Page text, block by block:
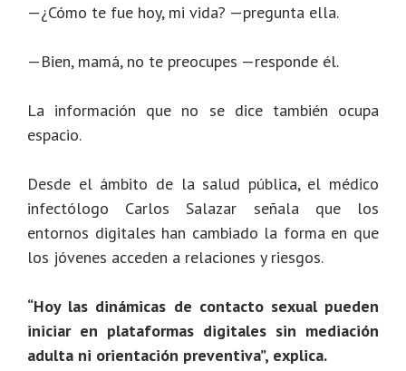
—¿Cómo te fue hoy, mi vida? —pregunta ella.
—Bien, mamá, no te preocupes —responde él.
La información que no se dice también ocupa
espacio.
Desde el ámbito de la salud pública, el médico
infectólogo Carlos Salazar señala que los
entornos digitales han cambiado la forma en que
los jóvenes acceden a relaciones y riesgos.
“Hoy las dinámicas de contacto sexual pueden
iniciar en plataformas digitales sin mediación
adulta ni orientación preventiva”, explica.